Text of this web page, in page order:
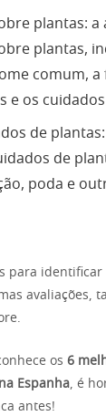
plantas: a
plantas,
comum, a
e os
de
de
poda e
para
avaliações,
os 6
Espanha, é
antes!